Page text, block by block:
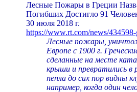
Лесные Пожары в Греции
Погибших Достигло 91
30 июля 2018 г.
https://www.rt.com/news/
Лесные пожары,
Европе с 1900 г.
сделанные на месте
крыши и превратились в
пепла до сих пор видны
например, когда один